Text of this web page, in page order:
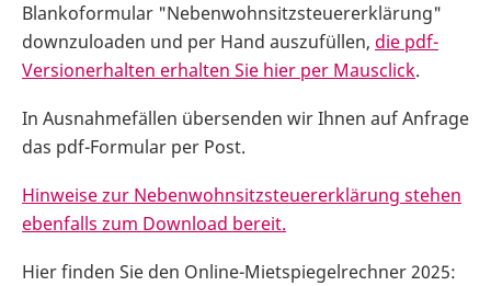
Blankoformular "Nebenwohnsitzsteuererklärung"
downzuloaden und per Hand auszufüllen, die pdf-
Versionerhalten erhalten Sie hier per Mausclick.
In Ausnahmefällen übersenden wir Ihnen auf Anfrage
das pdf-Formular per Post.
Hinweise zur Nebenwohnsitzsteuererklärung stehen
ebenfalls zum Download bereit.
Hier finden Sie den Online-Mietspiegelrechner 2025: